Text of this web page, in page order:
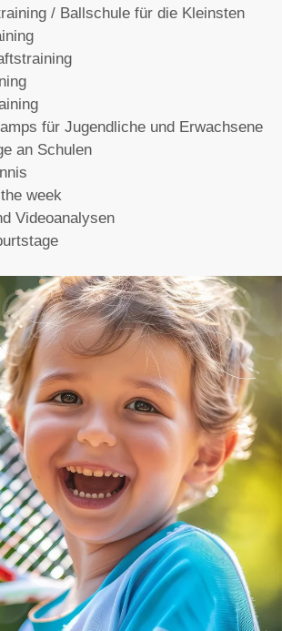
a
:
/ Ballschule für die Kleinsten
für Jugendliche und Erwachsene
an Schulen
week
Videoanalysen